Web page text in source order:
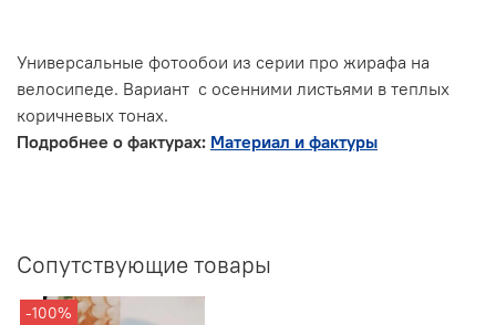
Универсальные фотообои из серии про жирафа на
велосипеде. Вариант с осенними листьями в теплых
коричневых тонах.
Подробнее о фактурах: Материал и фактуры
Сопутствующие товары
-100%